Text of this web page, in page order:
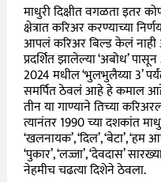
माधुरी दिक्षीत वगळता इतर
क्षेत्रात करिअर करण्याच्या
आपलं करिअर बिल्ड केलं
प्रदर्शित झालेल्या ‘अबोध’
2024 मधील ‘भुलभुलैय्या 3’
समर्पित ठेवलं आहे हे कमाल
तीन या गाण्याने तिच्या
त्यानंतर 1990 च्या दशकांत
‘खलनायक’, ‘दिल’, ‘बेटा’, ‘हम
‘पुकार’, ‘लज्जा’, ‘देवदास’
नेहमीच चढत्या दिशेने ठेवला.